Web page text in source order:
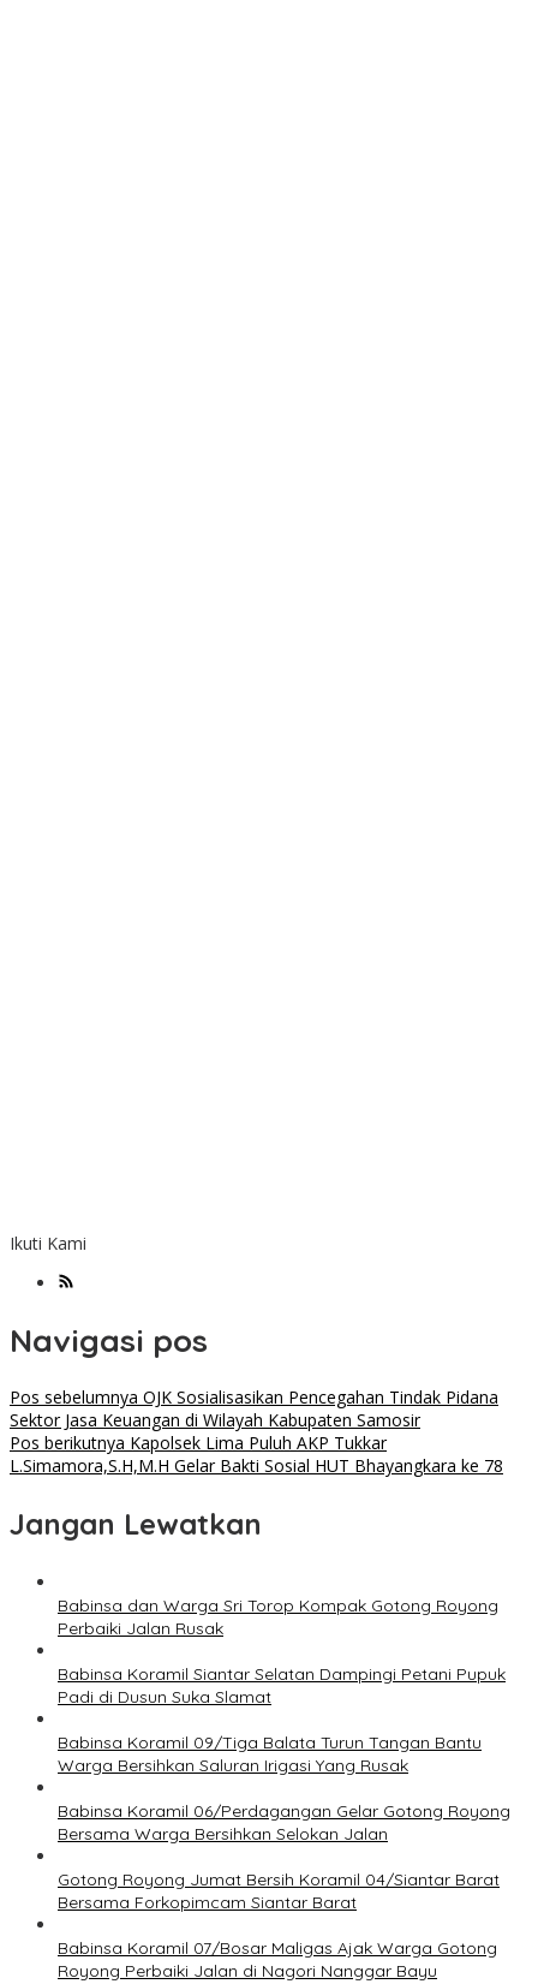
Ikuti Kami
Navigasi pos
Pos sebelumnya OJK Sosialisasikan Pencegahan Tindak Pidana
Sektor Jasa Keuangan di Wilayah Kabupaten Samosir
Pos berikutnya Kapolsek Lima Puluh AKP Tukkar
L.Simamora,S.H,M.H Gelar Bakti Sosial HUT Bhayangkara ke 78
Jangan Lewatkan
Babinsa dan Warga Sri Torop Kompak Gotong Royong
Perbaiki Jalan Rusak
Babinsa Koramil Siantar Selatan Dampingi Petani Pupuk
Padi di Dusun Suka Slamat
Babinsa Koramil 09/Tiga Balata Turun Tangan Bantu
Warga Bersihkan Saluran Irigasi Yang Rusak
Babinsa Koramil 06/Perdagangan Gelar Gotong Royong
Bersama Warga Bersihkan Selokan Jalan
Gotong Royong Jumat Bersih Koramil 04/Siantar Barat
Bersama Forkopimcam Siantar Barat
Babinsa Koramil 07/Bosar Maligas Ajak Warga Gotong
Royong Perbaiki Jalan di Nagori Nanggar Bayu